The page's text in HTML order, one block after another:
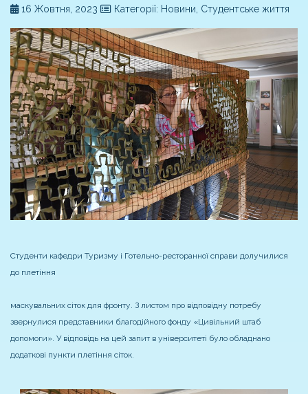
16 Жовтня, 2023 Категорії: Новини, Студентське життя
Студенти кафедри Туризму і Готельно-ресторанної справи долучилися
до плетіння
маскувальних сіток для фронту. З листом про відповідну потребу
звернулися представники благодійного фонду «Цивільний штаб
допомоги». У відповідь на цей запит в університеті було обладнано
додаткові пункти плетіння сіток.